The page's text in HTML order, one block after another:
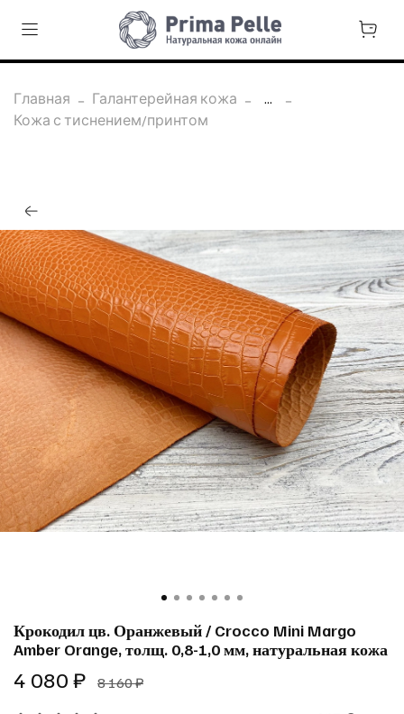
Главная Галантерейная кожа
...
Кожа с тиснением/принтом
Крокодил цв. Оранжевый / Crocco Mini Margo
Amber Orange, толщ. 0,8-1,0 мм, натуральная кожа
4 080 ₽ 8 160 ₽